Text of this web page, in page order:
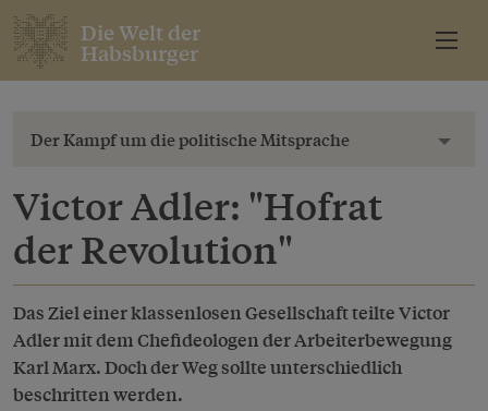
Die Welt der
Habsburger
Der Kampf um die politische Mitsprache
Victor Adler: "Hofrat
der Revolution"
Das Ziel einer klassenlosen Gesellschaft teilte Victor
Adler mit dem Chefideologen der Arbeiterbewegung
Karl Marx. Doch der Weg sollte unterschiedlich
beschritten werden.